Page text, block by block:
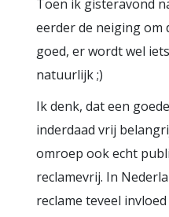
Toen ik gisteravond
eerder de neiging om
goed, er wordt wel
natuurlijk ;)
Ik denk, dat een
inderdaad vrij
omroep ook echt
reclamevrij. In
reclame teveel